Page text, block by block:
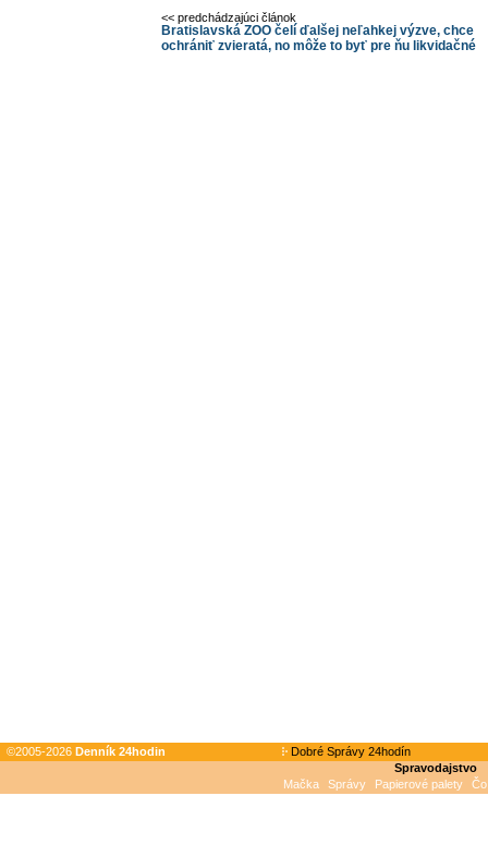
<< predchádzajúci článok
Bratislavská ZOO čelí ďalšej neľahkej výzve, chce
ochrániť zvieratá, no môže to byť pre ňu likvidačné
©2005-2026 Denník 24hodin
Dobré Správy 24hodín
Spravodajstvo
Mačka
Správy Papierové palety